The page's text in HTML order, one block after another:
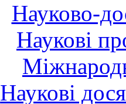
Науково-
Наукові
Наукові